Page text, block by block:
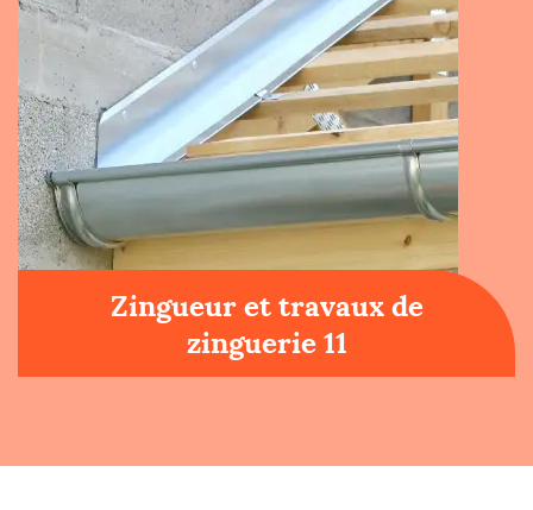
Zingueur et travaux de
zinguerie 11